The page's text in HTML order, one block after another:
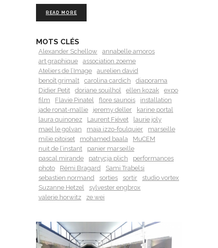
READ MORE
MOTS CLÉS
Alexander Schellow
annabelle amoros
art graphique
association zoeme
Ateliers de l’Image
aurelien david
benoît grimalt
carolina cardich
diaporama
Didier Petit
doriane souilhol ellen kozak
expo
film
Flavie Pinatel flore saunois
installation
jade ronat-mallie
jeremy deller
karine portal
laura quinonez
Laurent Fiévet
laurie joly
mael le golvan
maia izzo-foulquier
marseille
milie pitoiset
mohamed baala
MuCEM
nuit de l’instant
panier marseille
pascal mirande
patrycja plich
performances
photo
Rémi Bragard
Sami Trabelsi
sebastien normand
sorties sortir
studio vortex
Suzanne Hetzel
sylvester engbrox
valerie horwitz
ze wei